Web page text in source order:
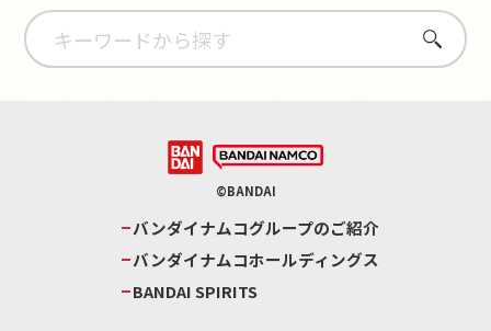
さがす
©BANDAI
バンダイナムコグループのご紹介
バンダイナムコホールディングス
BANDAI SPIRITS